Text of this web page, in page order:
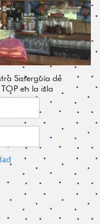
Sisterguía de
en la isla